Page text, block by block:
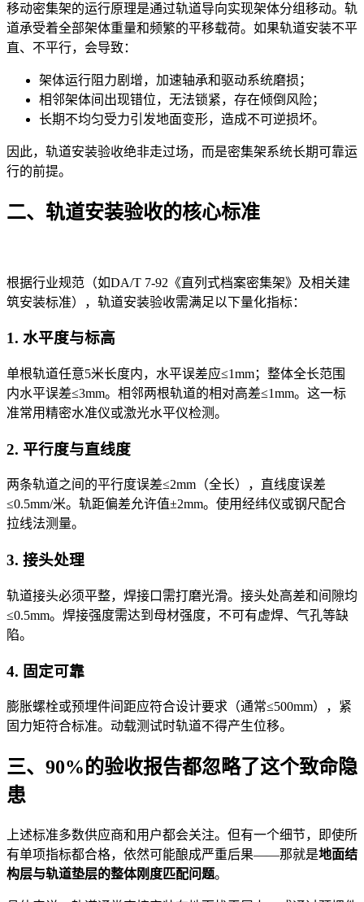
移动密集架的运行原理是通过轨道导向实现架体分组移动。轨
道承受着全部架体重量和频繁的平移载荷。如果轨道安装不平
直、不平行，会导致：
架体运行阻力剧增，加速轴承和驱动系统磨损；
相邻架体间出现错位，无法锁紧，存在倾倒风险；
长期不均匀受力引发地面变形，造成不可逆损坏。
因此，轨道安装验收绝非走过场，而是密集架系统长期可靠运
行的前提。
二、轨道安装验收的核心标准
根据行业规范（如DA/T 7-92《直列式档案密集架》及相关建
筑安装标准），轨道安装验收需满足以下量化指标：
1. 水平度与标高
单根轨道任意5米长度内，水平误差应≤1mm；整体全长范围
内水平误差≤3mm。相邻两根轨道的相对高差≤1mm。这一标
准常用精密水准仪或激光水平仪检测。
2. 平行度与直线度
两条轨道之间的平行度误差≤2mm（全长），直线度误差
≤0.5mm/米。轨距偏差允许值±2mm。使用经纬仪或钢尺配合
拉线法测量。
3. 接头处理
轨道接头必须平整，焊接口需打磨光滑。接头处高差和间隙均
≤0.5mm。焊接强度需达到母材强度，不可有虚焊、气孔等缺
陷。
4. 固定可靠
膨胀螺栓或预埋件间距应符合设计要求（通常≤500mm），紧
固力矩符合标准。动载测试时轨道不得产生位移。
三、90%的验收报告都忽略了这个致命隐
患
上述标准多数供应商和用户都会关注。但有一个细节，即使所
有单项指标都合格，依然可能酿成严重后果——那就是地面结
构层与轨道垫层的整体刚度匹配问题。